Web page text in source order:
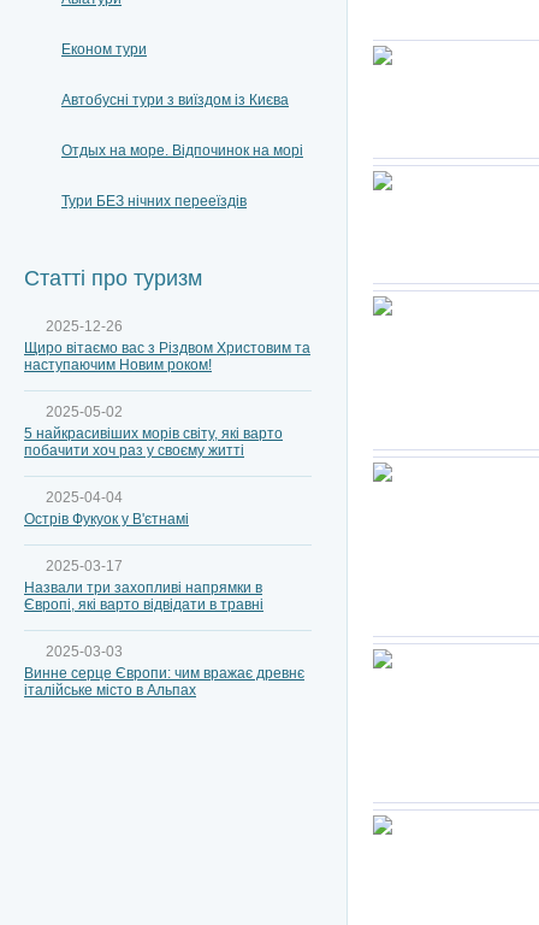
Економ тури
Автобусні тури з виїздом із Києва
Отдых на море. Відпочинок на морі
Тури БЕЗ нічних перееїздів
Статті про туризм
2025-12-26
Щиро вітаємо вас з Різдвом Христовим та
наступаючим Новим роком!
2025-05-02
5 найкрасивіших морів світу, які варто
побачити хоч раз у своєму житті
2025-04-04
Острів Фукуок у В'єтнамі
2025-03-17
Назвали три захопливі напрямки в
Європі, які варто відвідати в травні
2025-03-03
Винне серце Європи: чим вражає древнє
італійське місто в Альпах